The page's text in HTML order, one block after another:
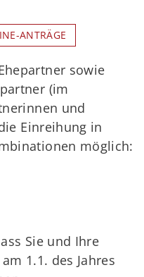
ANTRÄGE
sowie
(im
und
Einreihung in
möglich:
Sie und Ihre
1.1. des Jahres